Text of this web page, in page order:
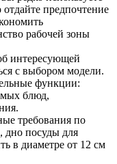
предпочтение
рабочей зоны
интересующей
с выбором модели.
функции:
блюд,
требования по
дно посуды для
в диаметре от 12 см